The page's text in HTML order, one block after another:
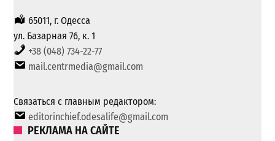
65011, г. Одесса
ул. Базарная 76, к. 1
+38 (048) 734-22-77
mail.centrmedia@gmail.com
Связаться с главным редактором:
editorinchief.odesalife@gmail.com
РЕКЛАМА НА САЙТЕ